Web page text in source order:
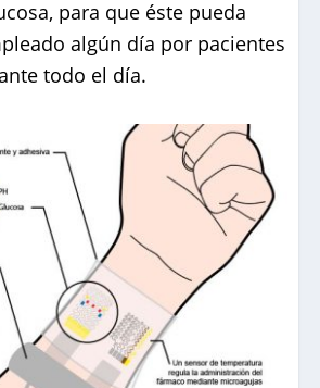
para que éste pueda
algún día por pacientes
todo el día.